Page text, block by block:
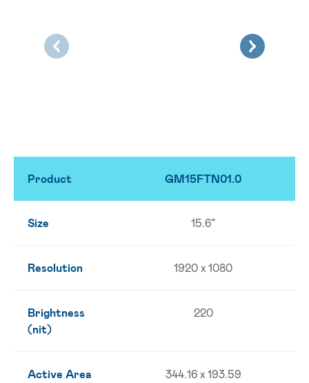
Product GM15FTN01.0
Size 15.6”
Resolution 1920 x 1080
Brightness
(nit)
220
Active Area
344.16 x 193.59